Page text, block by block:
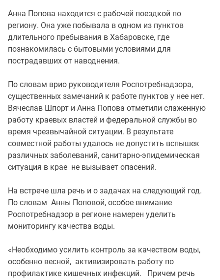
Анна Попова находится с рабочей поездкой по
региону. Она уже побывала в одном из пунктов
длительного пребывания в Хабаровске, где
познакомилась с бытовыми условиями для
пострадавших от наводнения.
По словам врио руководителя Роспотребнадзора,
существенных замечаний к работе пунктов у нее нет.
Вячеслав Шпорт и Анна Попова отметили слаженную
работу краевых властей и федеральной службы во
время чрезвычайной ситуации. В результате
совместной работы удалось не допустить вспышек
различных заболеваний, санитарно-эпидемическая
ситуация в крае не вызывает опасений.
На встрече шла речь и о задачах на следующий год.
По словам Анны Поповой, особое внимание
Роспотребнадзор в регионе намерен уделить
мониторингу качества воды.
«Необходимо усилить контроль за качеством воды,
особенно весной, активизировать работу по
профилактике кишечных инфекций. Причем речь